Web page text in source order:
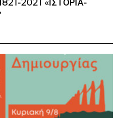
2021 «ΙΣΤΟΡΙΑ-